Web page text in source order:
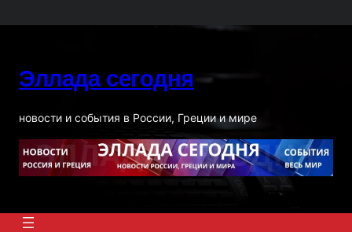
к
Эллада сегодня
новости и события в России, Греции и мире